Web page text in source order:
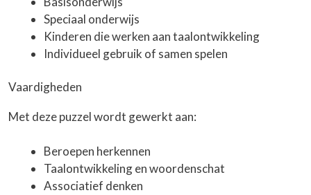
Speciaal onderwijs
Kinderen die werken aan taalontwikkeling
Individueel gebruik of samen spelen
Vaardigheden
Met deze puzzel wordt gewerkt aan:
Beroepen herkennen
Taalontwikkeling en woordenschat
Associatief denken